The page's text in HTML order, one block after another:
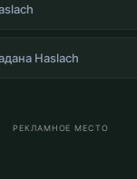
Haslach
РЕКЛАМНОЕ МЕСТО